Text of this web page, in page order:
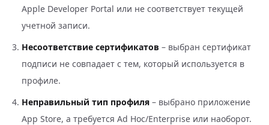
Apple Developer Portal или не соответствует текущей
учетной записи.
Несоответствие сертификатов – выбран сертификат
подписи не совпадает с тем, который используется в
профиле.
Неправильный тип профиля – выбрано приложение
App Store, а требуется Ad Hoc/Enterprise или наоборот.